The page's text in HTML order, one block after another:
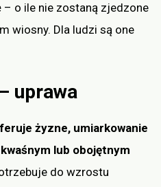
– o ile nie zostaną zjedzone
wiosny. Dla ludzi są one
– uprawa
żyzne, umiarkowanie
lub obojętnym
do wzrostu